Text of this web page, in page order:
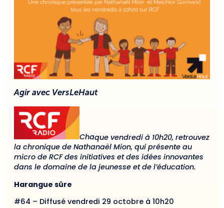
Agir avec VersLeHaut
Chaque vendredi à 10h20, retrouvez
la chronique de Nathanaël Mion, qui présente au
micro de RCF des initiatives et des idées innovantes
dans le domaine de la jeunesse et de l’éducation.
Harangue sûre
#64 – Diffusé vendredi 29 octobre à 10h20